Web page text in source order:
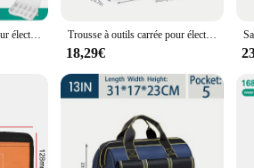
crafted to cater to the needs of professionals
without straining your back. The high-
toolkit.
a tool bag; it's a companion for professionals
wholesale and vendor options make it an
tool bag is a testament to the blend of
Trousse à outils carrée pour électricien, outils multi-poches étanches, poudres pour électricien, nouveau, capacité de 30% Trousse à outils carrée pour électricien, outils multi-poches étanches, poudres pour électricien, nouveau, capacité de 30%
18,29€